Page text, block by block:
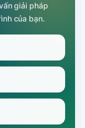
giải pháp
của bạn.